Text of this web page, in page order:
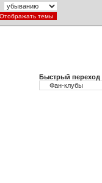
Быстрый переход